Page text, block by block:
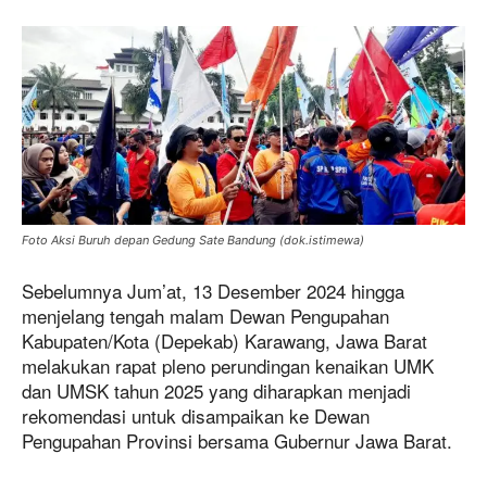
Foto Aksi Buruh depan Gedung Sate Bandung (dok.istimewa)
Sebelumnya Jum’at, 13 Desember 2024 hingga
menjelang tengah malam Dewan Pengupahan
Kabupaten/Kota (Depekab) Karawang, Jawa Barat
melakukan rapat pleno perundingan kenaikan UMK
dan UMSK tahun 2025 yang diharapkan menjadi
rekomendasi untuk disampaikan ke Dewan
Pengupahan Provinsi bersama Gubernur Jawa Barat.